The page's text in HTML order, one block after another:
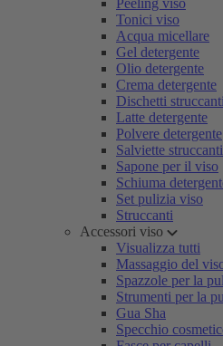
Peeling viso
Tonici viso
Acqua micellare
Gel detergente
Olio detergente
Crema detergente
Dischetti struccanti
Latte detergente
Polvere detergente
Salviette struccanti
Sapone per il viso
Schiuma
Set pulizia viso
Struccanti
Accessori viso
Visualizza tutti
Massaggio del
Spazzole per la
Strumenti per la
Gua Sha
Specchio